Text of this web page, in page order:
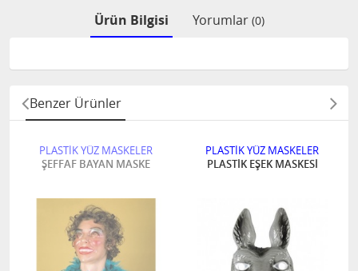
Ürün Bilgisi Yorumlar (0)
Benzer Ürünler
PLASTİK YÜZ MASKELER
ŞEFFAF BAYAN MASKE
PLASTİK YÜZ MASKELER
PLASTİK EŞEK MASKESİ